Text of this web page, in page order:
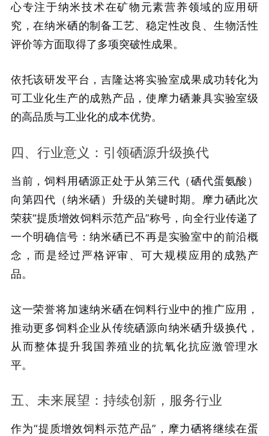
心专注于纳米技术在矿物元素营养领域的应用研
究，在纳米硒的制备工艺、稳定性改良、生物活性
评价等方面取得了多项突破性成果。
依托该研发平台，吉隆达将实验室成果成功转化为
可工业化生产的成熟产品，使摩力硒兼具实验室级
的高品质与工业化的成本优势。
四、行业意义：引领硒源升级换代
当前，饲料用硒源正处于从第三代（硒代蛋氨酸）
向第四代（纳米硒）升级的关键时期。摩力硒此次
荣获“提质增效饲料示范产品”称号，向全行业传递了
一个明确信号：纳米硒已不再是实验室中的前沿概
念，而是经过严格评审、可大规模应用的成熟产
品。
这一荣誉将加速纳米硒在饲料行业中的推广应用，
推动更多饲料企业从传统硒源向纳米硒升级换代，
从而整体提升我国养殖业的抗氧化抗应激管理水
平。
五、未来展望：持续创新，服务行业
作为“提质增效饲料示范产品”，摩力硒将继续在蛋